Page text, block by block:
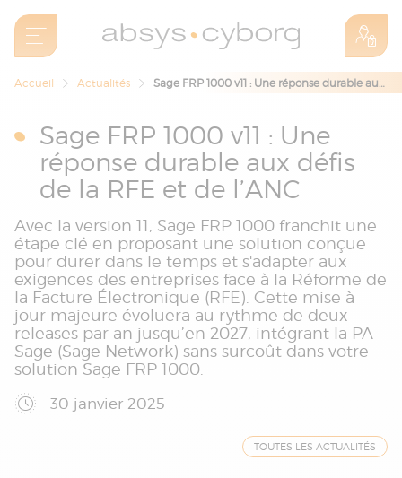
Accueil Actualités Sage FRP 1000 v11 : Une réponse durable aux défis de la RFE et de l’ANC
Sage FRP 1000 v11 : Une
réponse durable aux défis
de la RFE et de l’ANC
Avec la version 11, Sage FRP 1000 franchit une
étape clé en proposant une solution conçue
pour durer dans le temps et s'adapter aux
exigences des entreprises face à la Réforme de
la Facture Électronique (RFE). Cette mise à
jour majeure évoluera au rythme de deux
releases par an jusqu’en 2027, intégrant la PA
Sage (Sage Network) sans surcoût dans votre
solution Sage FRP 1000.
30 janvier 2025
TOUTES LES ACTUALITÉS